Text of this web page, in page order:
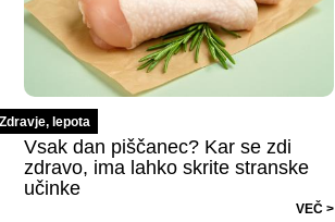
Zdravje, lepota
Vsak dan piščanec? Kar se zdi
zdravo, ima lahko skrite stranske
učinke
VEČ >